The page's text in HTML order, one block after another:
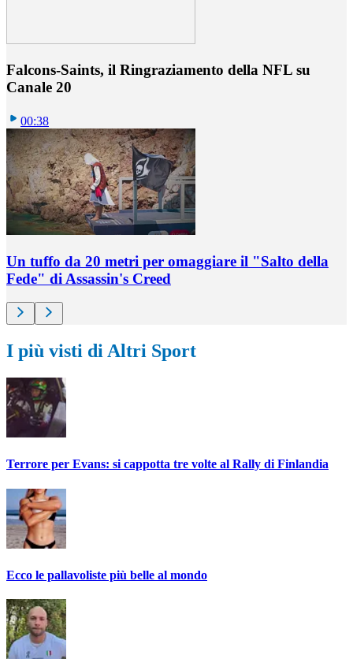
Falcons-Saints, il Ringraziamento della NFL su
Canale 20
00:38
Un tuffo da 20 metri per omaggiare il "Salto della
Fede" di Assassin's Creed
I più visti di Altri Sport
Terrore per Evans: si cappotta tre volte al Rally di Finlandia
Ecco le pallavoliste più belle al mondo